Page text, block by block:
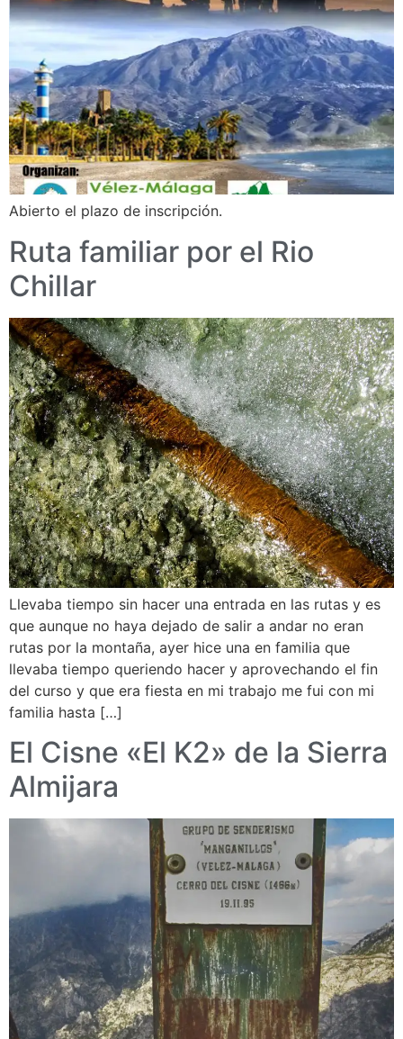
Abierto el plazo de inscripción.
Ruta familiar por el Rio
Chillar
Llevaba tiempo sin hacer una entrada en las rutas y es
que aunque no haya dejado de salir a andar no eran
rutas por la montaña, ayer hice una en familia que
llevaba tiempo queriendo hacer y aprovechando el fin
del curso y que era fiesta en mi trabajo me fui con mi
familia hasta […]
El Cisne «El K2» de la Sierra
Almijara